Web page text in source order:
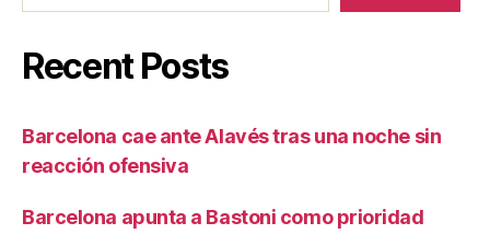
Recent Posts
Barcelona cae ante Alavés tras una noche sin
reacción ofensiva
Barcelona apunta a Bastoni como prioridad